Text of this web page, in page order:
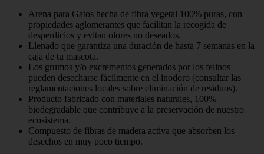
Arena para Gatos hecha de fibra vegetal 100% puras, con
propiedades aglomerantes que facilitan la recogida de
desperdicios y evitan olores no deseados.
Llenado que garantiza una duración de hasta 7 semanas en la
caja de tu mascota.
Los grumos y/o excrementos generados por los felinos
pueden desecharse fácilmente en el inodoro (consultar las
reglamentaciones locales sobre eliminación de residuos).
Producto fabricado con materiales naturales, 100%
biodegradable que contribuye a la preservación de nuestro
ecosistema.
Compuesto de fibras de madera activa que absorben los
desechos en muy poco tiempo.